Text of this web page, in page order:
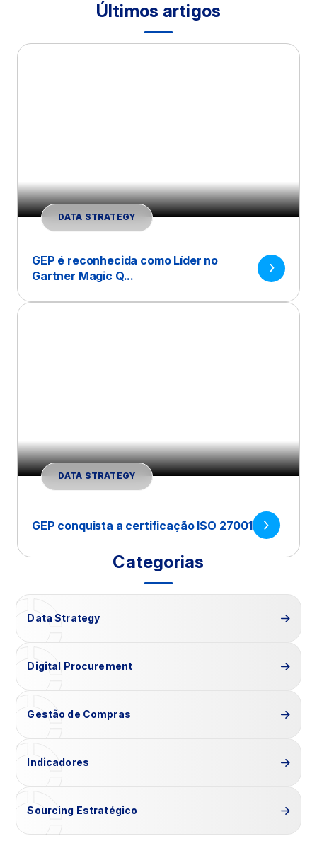
Últimos artigos
DATA STRATEGY
GEP é reconhecida como Líder no
Gartner Magic Q...
DATA STRATEGY
GEP conquista a certificação ISO 27001
Categorias
Data Strategy
Digital Procurement
Gestão de Compras
Indicadores
Sourcing Estratégico